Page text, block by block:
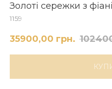
Золоті сережки з
1159
35900,00 грн.